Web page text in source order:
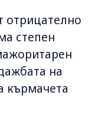
отрицателно
степен
на
кърмачета